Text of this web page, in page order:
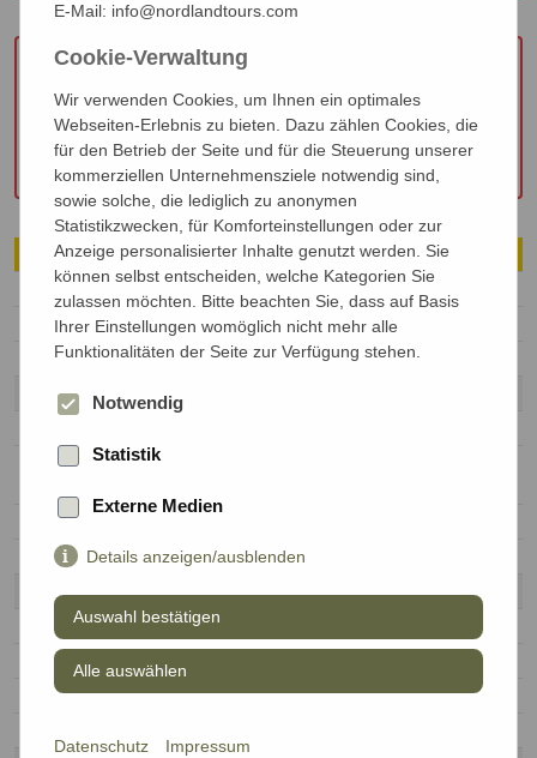
Gerne würden wir Ihnen an dieser Stelle Inhalte
externer Anbieter zeigen. Dies ist aufgrund Ihrer
Cookie Einstellungen nicht möglich.Falls Sie die
Cookie Einstellungen entsprechend ändern
möchten klicken Sie bitte hier.
Fahrzeugdetails C-XLarge Motorhome
Schlafplätze
6
Sitzgurte
6
Kindersitzeignung
Ja
Fahrzeugdimensionen
Außenhöhe
Innenhöhe
Bettengröße
Bett Hinten
152 x 188 cm / 60" x 74"
Alkovenbett
137 x 243 cm / 54" x 96"
Dinette Bett
106 x 170 cm / 42" x 67"
E-Mail: info@nordlandtours.com
Cookie-Verwaltung
Wir verwenden Cookies, um Ihnen ein optimales
Webseiten-Erlebnis zu bieten. Dazu zählen Cookies, die
für den Betrieb der Seite und für die Steuerung unserer
kommerziellen Unternehmensziele notwendig sind,
sowie solche, die lediglich zu anonymen
Statistikzwecken, für Komforteinstellungen oder zur
Anzeige personalisierter Inhalte genutzt werden. Sie
können selbst entscheiden, welche Kategorien Sie
zulassen möchten. Bitte beachten Sie, dass auf Basis
Ihrer Einstellungen womöglich nicht mehr alle
Funktionalitäten der Seite zur Verfügung stehen.
Notwendig
Statistik
Externe Medien
Details anzeigen/ausblenden
Auswahl bestätigen
Alle auswählen
Datenschutz Impressum